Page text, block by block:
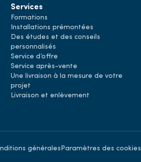
Services
Formations
Installations prémontées
Des études et des conseils
personnalisés
Service d’offre
Service après-vente
Une livraison à la mesure de votre
projet
Livraison et enlèvement
généralesParamètres des cookies